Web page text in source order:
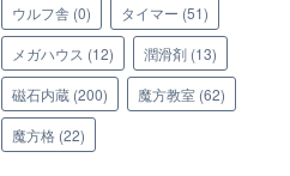
ウルフ舎 (0) タイマー (51)
メガハウス (12) 潤滑剤 (13)
磁石内蔵 (200) 魔方教室 (62)
魔方格 (22)